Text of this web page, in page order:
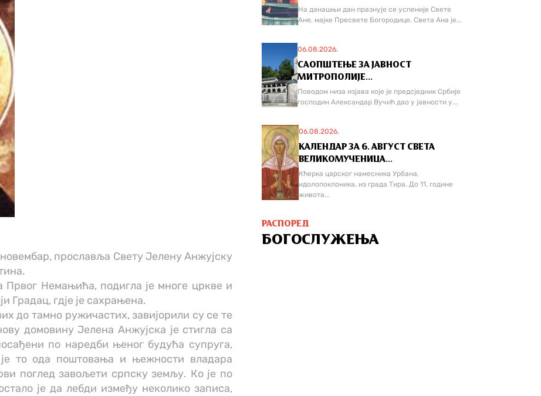
прославља Свету Јелену Анжујску
Првог Немањића, подигла је многе цркве и
Градац, гдје је сахрањена.
до тамно ружичастих, завијорили су се те
домовину Јелена Анжујска је стигла са
по наредби њеног будућа супруга,
то ода поштовања и њежности владара
поглед завољети српску земљу. Ко је по
је да лебди између неколико записа,
На данашњи дан празнује се успеније Свете
Ане, мајке Пресвете Богородице. Света Ана је...
06.08.2026.
САОПШТЕЊЕ ЗА ЈАВНОСТ
МИТРОПОЛИЈЕ...
Поводом низа изјава које је предсједник Србије
господин Александар Вучић дао у јавности у...
06.08.2026.
КАЛЕНДАР ЗА 6. АВГУСТ СВЕТА
ВЕЛИКОМУЧЕНИЦА...
Кћерка царског намесника Урбана,
идолопоклоника, из града Тира. До 11. године
живота...
РАСПОРЕД
БОГОСЛУЖЕЊА